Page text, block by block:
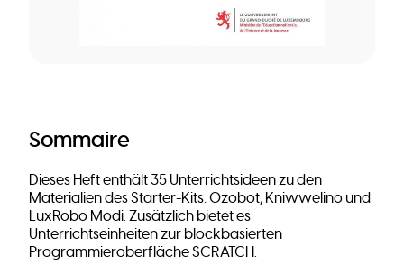
Sommaire
Dieses Heft enthält 35 Unterrichtsideen zu den
Materialien des Starter-Kits: Ozobot, Kniwwelino und
LuxRobo Modi. Zusätzlich bietet es
Unterrichtseinheiten zur blockbasierten
Programmieroberfläche SCRATCH.